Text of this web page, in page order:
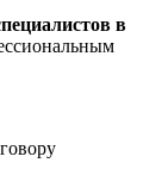
в